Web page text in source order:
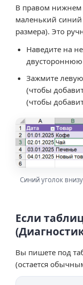
В правом нижнем
маленький
размера). Это
Наведите на
Зажмите
(чтобы
(чтобы
Синий уголок
Если
Вы пишете под
(остается